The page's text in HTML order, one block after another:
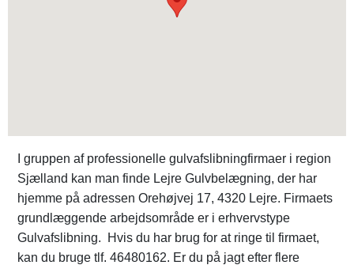
I gruppen af professionelle gulvafslibningfirmaer i region
Sjælland kan man finde Lejre Gulvbelægning, der har
hjemme på adressen Orehøjvej 17, 4320 Lejre. Firmaets
grundlæggende arbejdsområde er i erhvervstype
Gulvafslibning. Hvis du har brug for at ringe til firmaet,
kan du bruge tlf. 46480162. Er du på jagt efter flere